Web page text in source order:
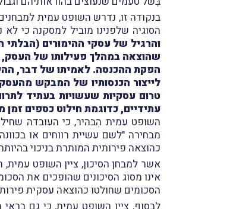
בנקודה זו, נדרש השופט עמית
הסוגיה שלפנינו מוביל למסקנה כי
והרגיל של עסקי ההימורים
שהוצאה במהלך פעילותו של העסק,
הפקת ההכנסה. לאמיתו של דבר,
לייצור הכנסותיו של המבקש
טרום עסקיות שעשויות בעתיד
עתידיים, כדוגמת חילוט כספים
השופט עמית הִבהיר, כי העובדה
מבחירה "לשם עשיית רווחים או
כהוצאה פירותית המותרת בניכוי
אשר למבחן הסיכון, ציין השופט עמית,
אינו מסוג הסיכונים שהופכים את
הסכומים שחולטו כהוצאה עסקית